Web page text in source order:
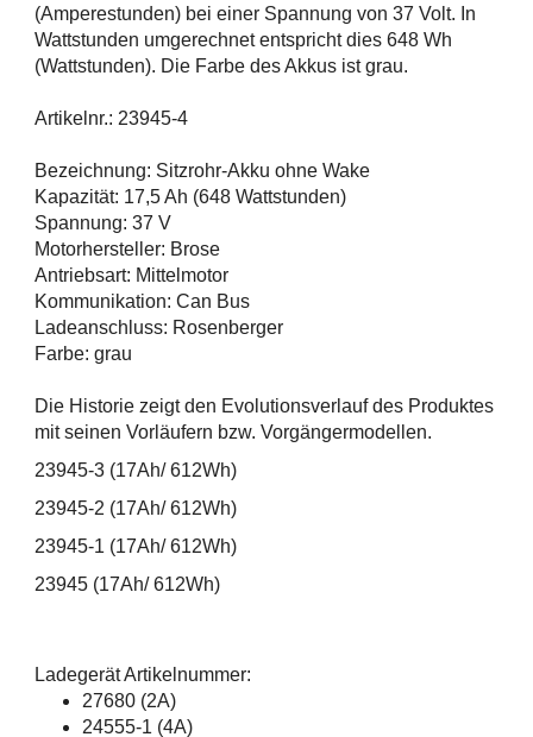
(Amperestunden) bei einer Spannung von 37 Volt. In
Wattstunden umgerechnet entspricht dies 648 Wh
(Wattstunden). Die Farbe des Akkus ist grau.
Artikelnr.: 23945-4
Bezeichnung: Sitzrohr-Akku ohne Wake
Kapazität: 17,5 Ah (648 Wattstunden)
Spannung: 37 V
Motorhersteller: Brose
Antriebsart: Mittelmotor
Kommunikation: Can Bus
Ladeanschluss: Rosenberger
Farbe: grau
Die Historie zeigt den Evolutionsverlauf des Produktes
mit seinen Vorläufern bzw. Vorgängermodellen.
23945-3 (17Ah/ 612Wh)
23945-2 (17Ah/ 612Wh)
23945-1 (17Ah/ 612Wh)
23945 (17Ah/ 612Wh)
Ladegerät Artikelnummer:
27680 (2A)
24555-1 (4A)